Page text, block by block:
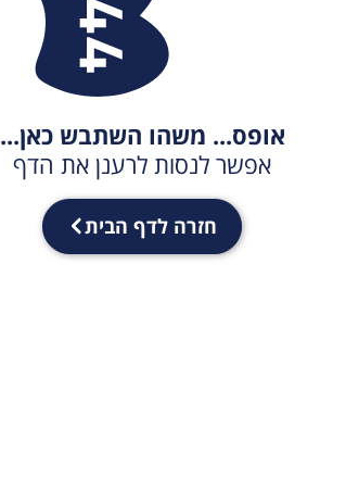
אופס... משהו השתבש כאן...
אפשר לנסות לרענן את הדף
חזרה לדף הבית